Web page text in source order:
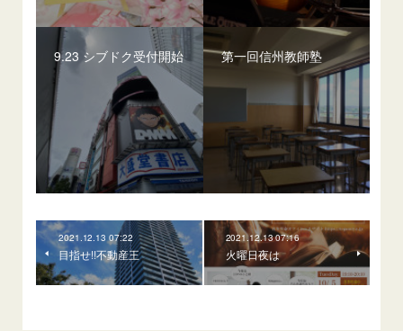
9.23 シブドク受付開始 第一回信州教師塾
2021.12.13 07:22
目指せ!!不動産王
2021.12.13 07:16
火曜日夜は